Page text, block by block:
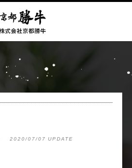
2020/07/07 UPDATE